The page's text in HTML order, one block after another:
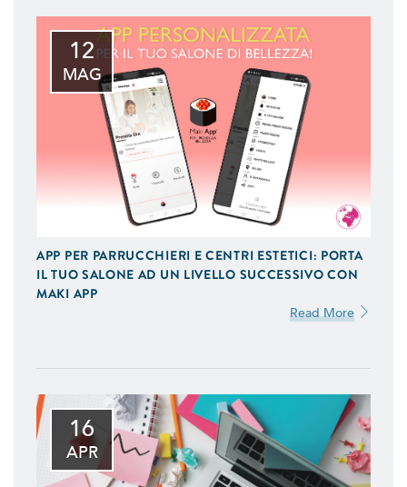
12
MAG
APP PER PARRUCCHIERI E CENTRI ESTETICI: PORTA
IL TUO SALONE AD UN LIVELLO SUCCESSIVO CON
MAKI APP
Read More
16
APR